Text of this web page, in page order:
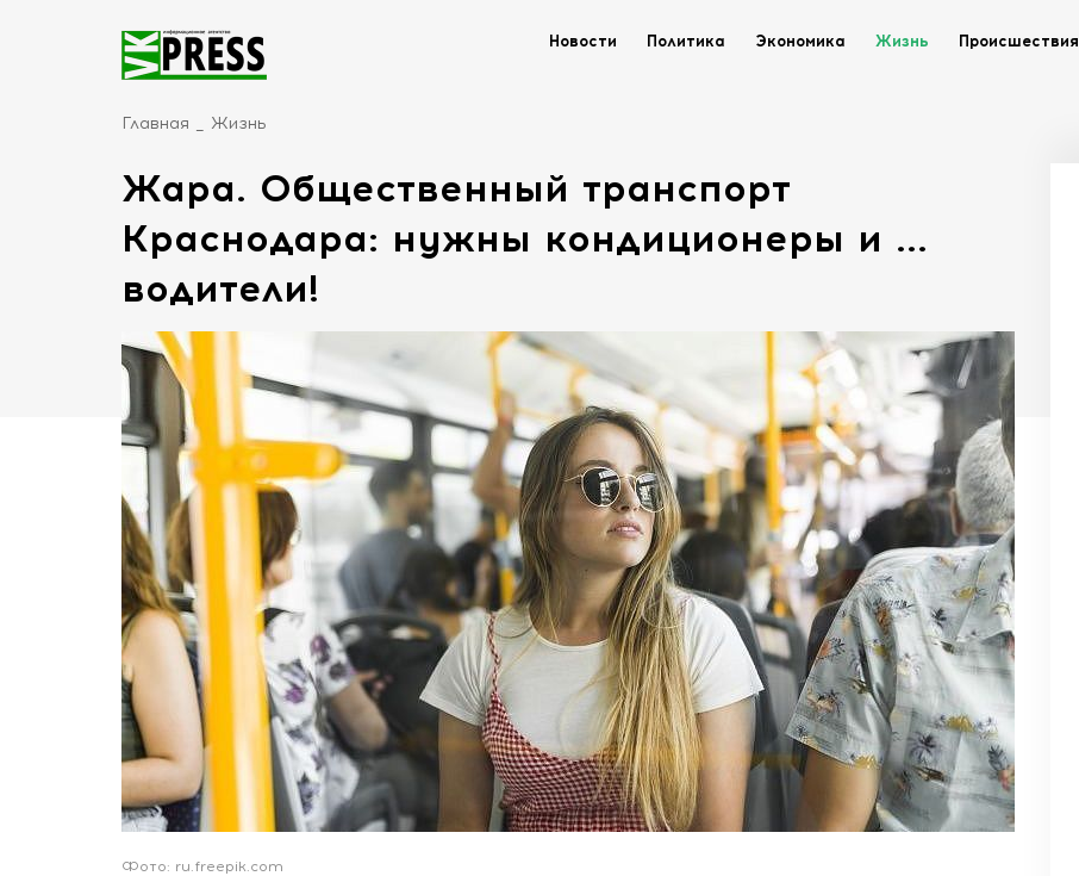
Новости Политика Экономика Жизнь Происшествия
Главная Жизнь
Жара. Общественный транспорт
Краснодара: нужны кондиционеры и ...
водители!
Фото: ru.freepik.com